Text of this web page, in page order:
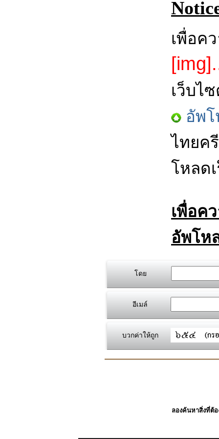
เพื่อค
เว็บไ
อัพ
ไทยค
โหลด
เพื่อค
อัพโห
โดย
อีเมล์
บวกค่าให้ถูก
ลองค้นหาสิ่งที่ต้อ